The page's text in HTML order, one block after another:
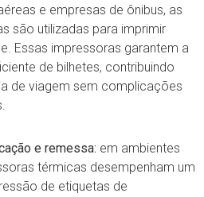
e empresas de ônibus, as
são utilizadas para imprimir
Essas impressoras garantem a
de bilhetes, contribuindo
de viagem sem complicações
e remessa: em ambientes
térmicas desempenham um
de etiquetas de